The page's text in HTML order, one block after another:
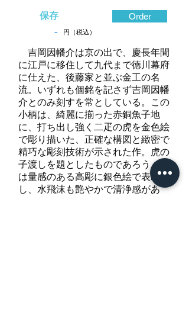
保存
- 円（税込）
Order
吉岡因幡介は京の出で、慶長年間
に江戸に移住して九代まで徳川幕府
に仕えた、後藤家と並ぶ金工の名
流。いずれも個銘を記さず吉岡因幡
介とのみ刻すを常としている。この
小柄は、綺麗に揃った赤銅魚子地
に、打ち出し強く二疋の虎を金色絵
で彫り描いた、正確な構図と緻密で
精巧な彫刻技術が示された作。虎の
子渡しを題としたものであろう、波
は量感のある高彫に銀色絵で表わ
し、水飛沫も艶やかで清浄感があ